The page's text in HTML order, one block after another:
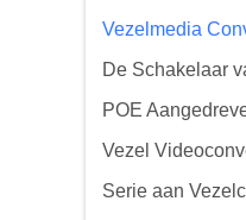
Vezelmedia
De Schakelaar
POE
Vezel
Serie aan